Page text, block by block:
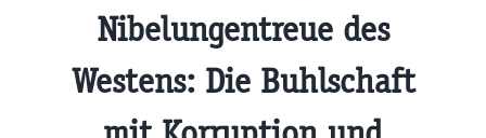
Nibelungentreue des
Westens: Die Buhlschaft